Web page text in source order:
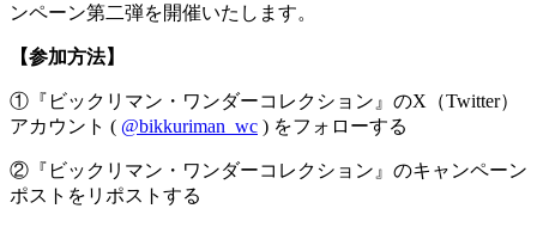
ンペーン第二弾を開催いたします。
【参加方法】
①『ビックリマン・ワンダーコレクション』のX（Twitter）
アカウント ( @bikkuriman_wc ) をフォローする
②『ビックリマン・ワンダーコレクション』のキャンペーン
ポストをリポストする